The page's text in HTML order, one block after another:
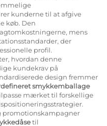
kunderne til at afgive
køb. Den
mens
der
profil.
hvordan denne
kundekrav på
design fremmer
smykkemballage
mærket til forskellige
promotionskampagner
til